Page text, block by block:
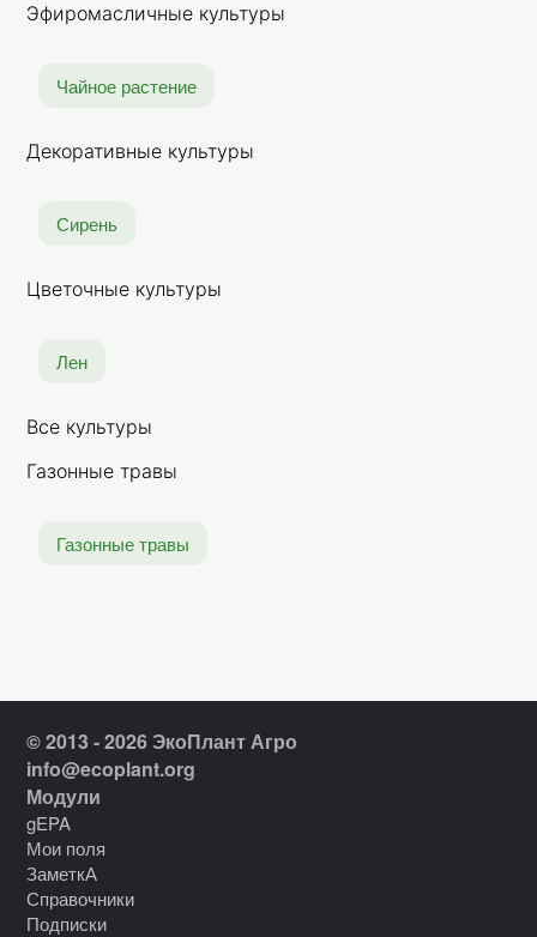
Эфиромасличные культуры
Чайное растение
Декоративные культуры
Сирень
Цветочные культуры
Лен
Все культуры
Газонные травы
Газонные травы
© 2013 - 2026 ЭкоПлант Агро
info@ecoplant.org
Модули
gEPA
Мои поля
ЗаметкА
Справочники
Подписки